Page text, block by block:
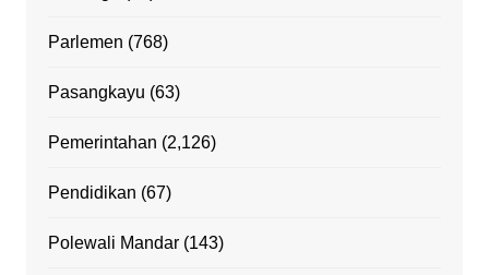
Parlemen (768)
Pasangkayu (63)
Pemerintahan (2,126)
Pendidikan (67)
Polewali Mandar(143)